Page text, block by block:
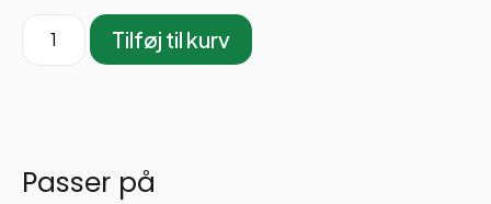
Tilføj til kurv
Passer på